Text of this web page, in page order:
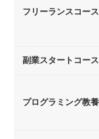
フリーランスコース
副業スタートコース
プログラミング教